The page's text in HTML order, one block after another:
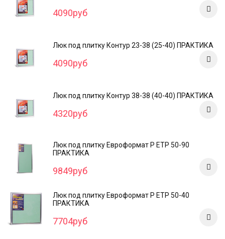
4090руб
Люк под плитку Контур 23-38 (25-40) ПРАКТИКА
4090руб
Люк под плитку Контур 38-38 (40-40) ПРАКТИКА
4320руб
Люк под плитку Евроформат Р ЕТР 50-90
ПРАКТИКА
9849руб
Люк под плитку Евроформат Р ЕТР 50-40
ПРАКТИКА
7704руб